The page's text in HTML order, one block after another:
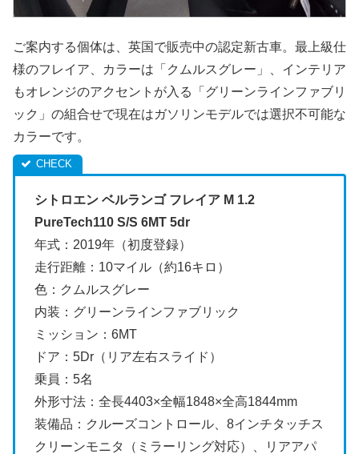
ご案内する個体は、英国で販売中の認定新古車。最上級仕
様のフレイア、カラーは「クムルスグレー」、インテリア
もオレンジのアクセントが入る「グリーンラインファブリ
ック」の組合せで現在はガソリンモデルでは選択不可能な
カラーです。
シトロエン ベルランゴ フレイア M 1.2
PureTech110 S/S 6MT 5dr
年式：2019年（初度登録）
走行距離：10マイル（約16キロ）
色：クムルスグレー
内装：グリーンラインファブリック
ミッション：6MT
ドア：5Dr（リア左右スライド）
乗員：5名
外形寸法：全長4403×全幅1848×全高1844mm
装備品：クルーズコントロール、8インチタッチス
クリーンモニタ（ミラーリング対応）、リアアパ